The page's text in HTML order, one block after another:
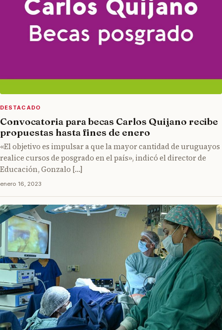
DESTACADO
Convocatoria para becas Carlos Quijano recibe
propuestas hasta fines de enero
«El objetivo es impulsar a que la mayor cantidad de uruguayos
realice cursos de posgrado en el país», indicó el director de
Educación, Gonzalo […]
enero 16, 2023